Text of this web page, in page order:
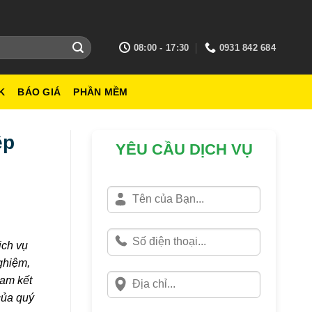
08:00 - 17:30 0931 842 684
BÁO GIÁ PHẦN MỀM
vụ
kết
quý
YÊU CẦU DỊCH VỤ